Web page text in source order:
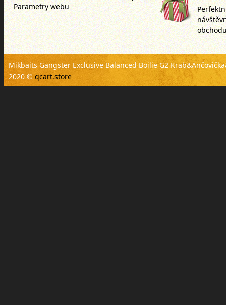
Parametry webu
Mikbaits Gangster Exclusive Balanced Boilie G2
2020 © qcart.store